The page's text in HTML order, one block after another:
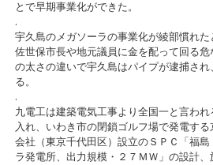
とで早期事業化ができた。
.
宇久島のメガソーラの事業化が綾部慣れ
佐世保市長や地元議員に金を配って回る
の太さの違いで宇久島はパイプが逮捕さ
る。
.
九電工は建築電気工事より全国一と言わ
入れ、いわき市の閉鎖ゴルフ場で発電す
会社（東京千代田区）設立のＳＰＣ「福
ラ発電所、出力規模・２７ＭＷ」の設計